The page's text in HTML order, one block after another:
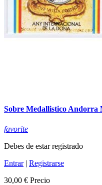
Sobre Medallistico Andorra
favorite
Debes de estar registrado
Entrar| Registrarse
30,00 € Precio